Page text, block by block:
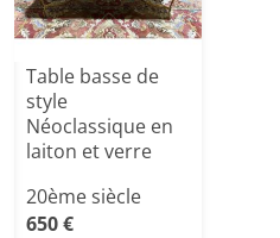
Table basse de
style
Néoclassique en
laiton et verre
20ème siècle
650 €